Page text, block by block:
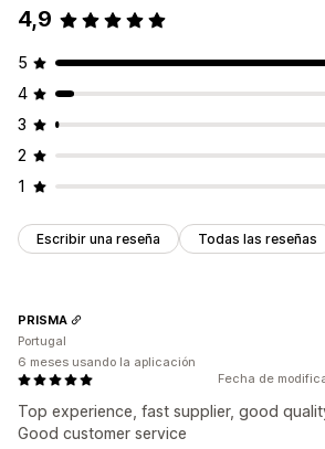
4,9
5
4
3
2
1
Escribir una reseña Todas las reseñas
Fecha de
Top experience, fast supplier, good
Good customer service
PRISMA
Portugal
6 meses usando la aplicación